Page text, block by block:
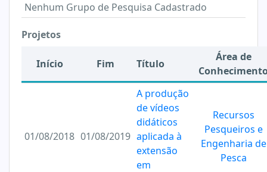
Nenhum Grupo de Pesquisa Cadastrado
Projetos
Início Fim Título
Área de
01/08/2018 01/08/2019
A produção
de vídeos
didáticos
aplicada à
extensão
em
Recursos
Pesqueiros e
Engenharia de
Pesca